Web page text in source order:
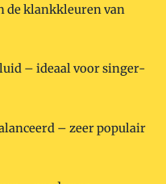
de klankkleuren van
– ideaal voor singer-
– zeer populair